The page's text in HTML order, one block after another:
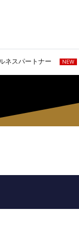
ネスパートナー NEW